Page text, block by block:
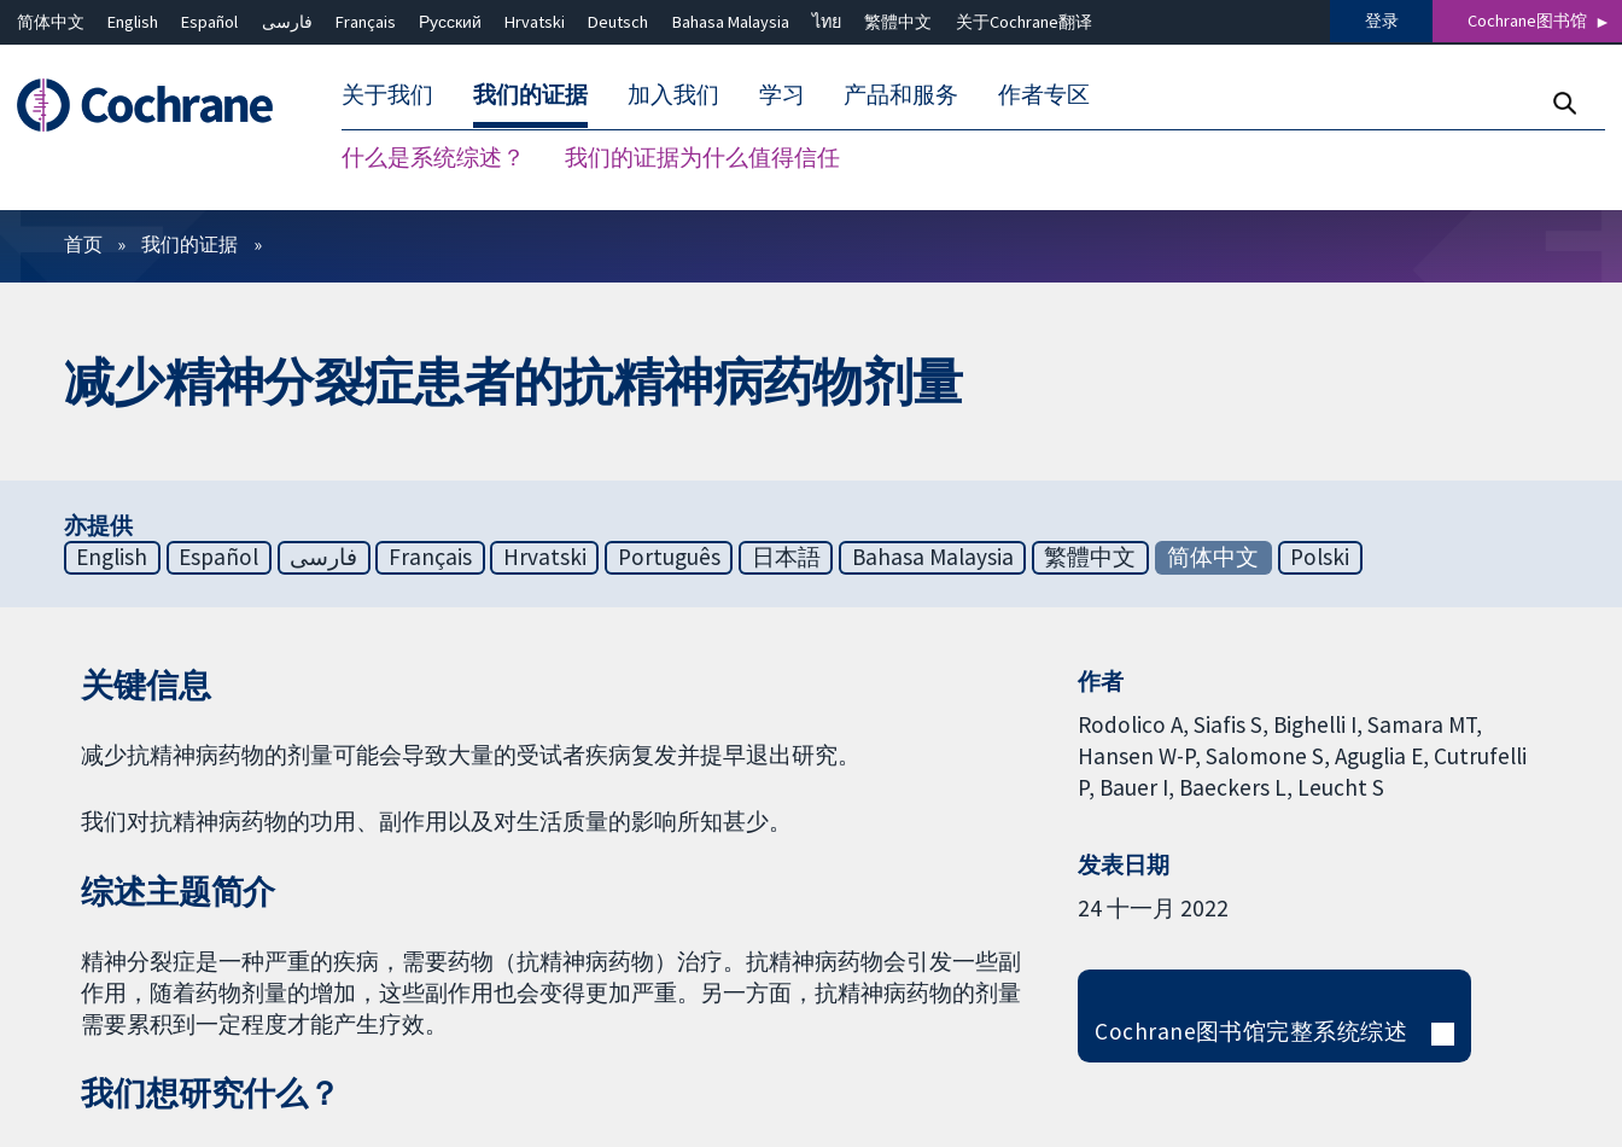
简体中文 English Español فارسی Français Русский Hrvatski Deutsch Bahasa Malaysia ไทย 繁體中文 关于Cochrane翻译 登录 Cochrane图书馆
关于我们 我们的证据
什么是系统综述？ 我们的证据为什么值得信任
加入我们 学习 产品和服务 作者专区
过滤
首页 我们的证据
减少精神分裂症患者的抗精神病药物剂量
亦提供
English
Español فارسی Français Hrvatski Português 日本語 Bahasa Malaysia 繁體中文 简体中文 Polski
关键信息
减少抗精神病药物的剂量可能会导致大量的受试者疾病复发并提早退出研究。
我们对抗精神病药物的功用、副作用以及对生活质量的影响所知甚少。
综述主题简介
精神分裂症是一种严重的疾病，需要药物（抗精神病药物）治疗。抗精神病药物会引发一些副
作用，随着药物剂量的增加，这些副作用也会变得更加严重。另一方面，抗精神病药物的剂量
需要累积到一定程度才能产生疗效。
我们想研究什么？
作者
Rodolico A Siafis S Bighelli I Samara MT
Hansen W-P Salomone S Aguglia E Cutrufelli
P Bauer I Baeckers L Leucht S
发表日期
24 十一月 2022
Cochrane图书馆完整系统综述